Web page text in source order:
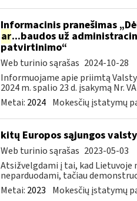
Informacinis pranešimas
ar...baudos už
patvirtinimo“
Web turinio sąrašas 2024-10-28
Informuojame apie priimtą
2024 m. spalio 23 d. įsakymą Nr.
Metai: 2024 Mokesčių įstatymų
kitų Europos sąjungos
Web turinio sąrašas 2023-05-03
Atsižvelgdami į tai, kad
neparduodami, tačiau
Metai: 2023 Mokesčių įstatymų